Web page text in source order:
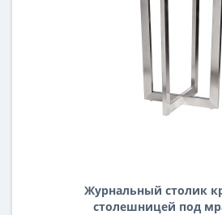
Журнальный столик
столешницей под